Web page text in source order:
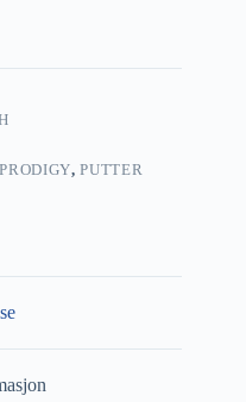
PRODIGY,PUTTER